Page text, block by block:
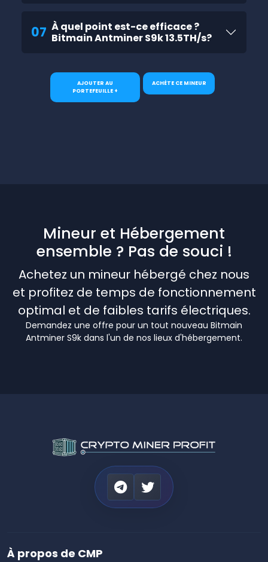
07 À quel point est-ce efficace ?
Bitmain Antminer S9k 13.5TH/s?
AJOUTER AU
PORTEFEUILLE +
ACHÈTE CE MINEUR
Mineur et Hébergement
ensemble ? Pas de souci !
Achetez un mineur hébergé chez nous
et profitez de temps de fonctionnement
optimal et de faibles tarifs électriques.
Demandez une offre pour un tout nouveau Bitmain
Antminer S9k dans l'un de nos lieux d'hébergement.
À propos de CMP